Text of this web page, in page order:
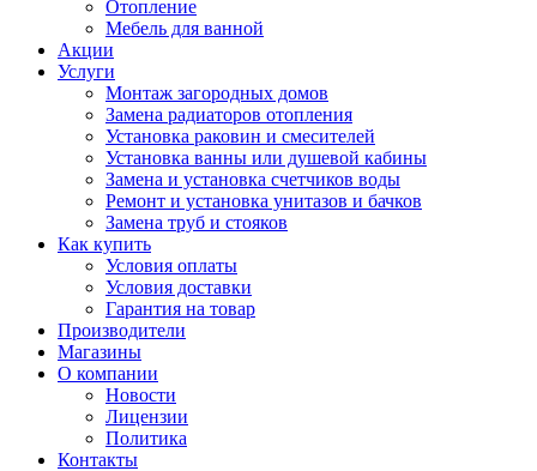
Отопление
Мебель для ванной
Акции
Услуги
Монтаж загородных домов
Замена радиаторов отопления
Установка раковин и смесителей
Установка ванны или душевой кабины
Замена и установка счетчиков воды
Ремонт и установка унитазов и бачков
Замена труб и стояков
Как купить
Условия оплаты
Условия доставки
Гарантия на товар
Производители
Магазины
О компании
Новости
Лицензии
Политика
Контакты